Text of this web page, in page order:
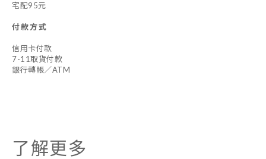
宅配95元
付款方式
信用卡付款
7-11取貨付款
銀行轉帳／ATM
了解更多